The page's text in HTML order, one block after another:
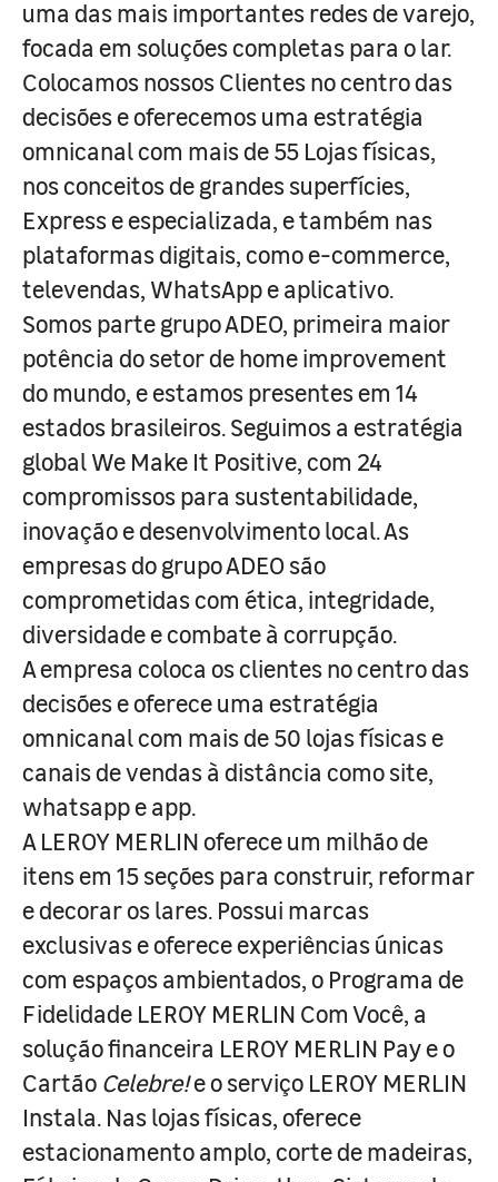
uma das mais importantes redes de varejo,
focada em soluções completas para o lar.
Colocamos nossos Clientes no centro das
decisões e oferecemos uma estratégia
omnicanal com mais de 55 Lojas físicas,
nos conceitos de grandes superfícies,
Express e especializada, e também nas
plataformas digitais, como e-commerce,
televendas, WhatsApp e aplicativo.
Somos parte grupo ADEO, primeira maior
potência do setor de home improvement
do mundo, e estamos presentes em 14
estados brasileiros. Seguimos a estratégia
global We Make It Positive, com 24
compromissos para sustentabilidade,
inovação e desenvolvimento local. As
empresas do grupo ADEO são
comprometidas com ética, integridade,
diversidade e combate à corrupção.
A empresa coloca os clientes no centro das
decisões e oferece uma estratégia
omnicanal com mais de 50 lojas físicas e
canais de vendas à distância como site,
whatsapp e app.
A LEROY MERLIN oferece um milhão de
itens em 15 seções para construir, reformar
e decorar os lares. Possui marcas
exclusivas e oferece experiências únicas
com espaços ambientados, o Programa de
Fidelidade LEROY MERLIN Com Você, a
solução financeira LEROY MERLIN Pay e o
Cartão Celebre!e o serviço LEROY MERLIN
Instala. Nas lojas físicas, oferece
estacionamento amplo, corte de madeiras,